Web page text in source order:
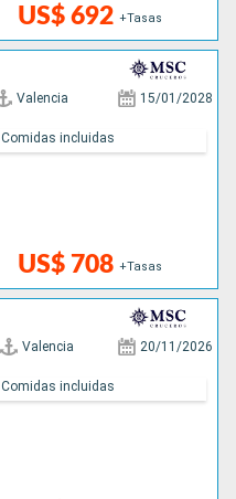
US$ 692 +Tasas
Valencia 15/01/2028
US$ 708 +Tasas
Comidas incluidas
Valencia 20/11/2026
Comidas incluidas